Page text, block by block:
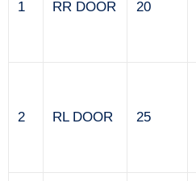
1 RR DOOR 20
2 RL DOOR 25